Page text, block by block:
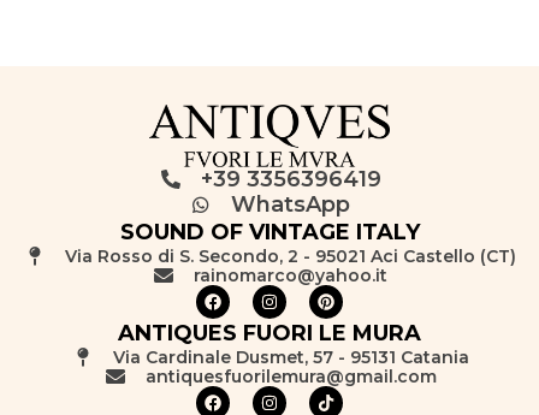
+39 3356396419
WhatsApp
SOUND OF VINTAGE ITALY
Via Rosso di S. Secondo, 2 - 95021 Aci Castello (CT)
rainomarco@yahoo.it
ANTIQUES FUORI LE MURA
Via Cardinale Dusmet, 57 - 95131 Catania
antiquesfuorilemura@gmail.com